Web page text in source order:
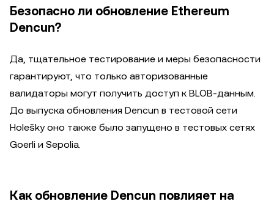
Безопасно ли обновление Ethereum
Dencun?
Да, тщательное тестирование и меры безопасности
гарантируют, что только авторизованные
валидаторы могут получить доступ к BLOB-данным.
До выпуска обновления Dencun в тестовой сети
Holešky оно также было запущено в тестовых сетях
Goerli и Sepolia.
Как обновление Dencun повлияет на